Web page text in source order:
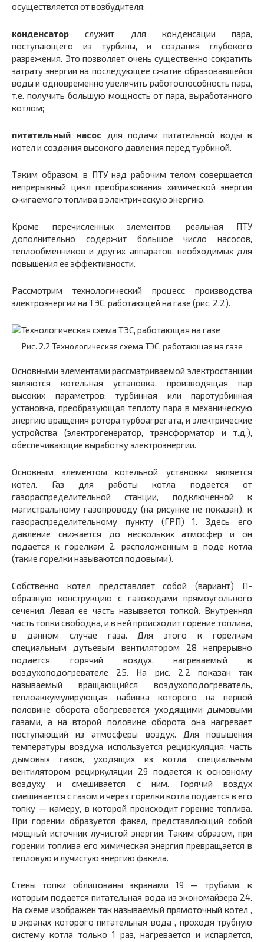
осуществляется от возбудителя;
конденсатор служит для конденсации пара,
поступающего из турбины, и создания глубокого
разрежения. Это позволяет очень существенно сократить
затрату энергии на последующее сжатие образовавшейся
воды и одновременно увеличить работоспособность пара,
т.е. получить большую мощность от пара, выработанного
котлом;
питательный насос для подачи питательной воды в
котел и создания высокого давления перед турбиной.
Таким образом, в ПТУ над рабочим телом совершается
непрерывный цикл преобразования химической энергии
сжигаемого топлива в электрическую энергию.
Кроме перечисленных элементов, реальная ПТУ
дополнительно содержит большое число насосов,
теплообменников и других аппаратов, необходимых для
повышения ее эффективности.
Рассмотрим технологический процесс производства
электроэнергии на ТЭС, работающей на газе (рис. 2.2).
Рис. 2.2 Технологическая схема ТЭС, работающая на газе
Основными элементами рассматриваемой электростанции
являются котельная установка, производящая пар
высоких параметров; турбинная или паротурбинная
установка, преобразующая теплоту пара в механическую
энергию вращения ротора турбоагрегата, и электрические
устройства (электрогенератор, трансформатор и т.д.),
обеспечивающие выработку электроэнергии.
Основным элементом котельной установки является
котел. Газ для работы котла подается от
газораспределительной станции, подключенной к
магистральному газопроводу (на рисунке не показан), к
газораспределительному пункту (ГРП) 1. Здесь его
давление снижается до нескольких атмосфер и он
подается к горелкам 2, расположенным в поде котла
(такие горелки называются подовыми).
Собственно котел представляет собой (вариант) П-
образную конструкцию с газоходами прямоугольного
сечения. Левая ее часть называется топкой. Внутренняя
часть топки свободна, и в ней происходит горение топлива,
в данном случае газа. Для этого к горелкам
специальным дутьевым вентилятором 28 непрерывно
подается горячий воздух, нагреваемый в
воздухоподогревателе 25. На рис. 2.2 показан так
называемый вращающийся воздухоподогреватель,
теплоаккумулирующая набивка которого на первой
половине оборота обогревается уходящими дымовыми
газами, а на второй половине оборота она нагревает
поступающий из атмосферы воздух. Для повышения
температуры воздуха используется рециркуляция: часть
дымовых газов, уходящих из котла, специальным
вентилятором рециркуляции 29 подается к основному
воздуху и смешивается с ним. Горячий воздух
смешивается с газом и через горелки котла подается в его
топку — камеру, в которой происходит горение топлива.
При горении образуется факел, представляющий собой
мощный источник лучистой энергии. Таким образом, при
горении топлива его химическая энергия превращается в
тепловую и лучистую энергию факела.
Стены топки облицованы экранами 19 — трубами, к
которым подается питательная вода из экономайзера 24.
На схеме изображен так называемый прямоточный котел ,
в экранах которого питательная вода , проходя трубную
систему котла только 1 раз, нагревается и испаряется,